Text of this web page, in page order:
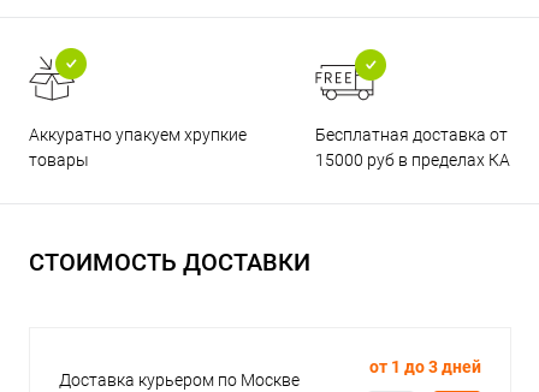
Аккуратно упакуем хрупкие
товары
Бесплатная доставка от
15000 руб в пределах КАД
СТОИМОСТЬ ДОСТАВКИ
Доставка курьером по Москве
от 1 до 3 дней